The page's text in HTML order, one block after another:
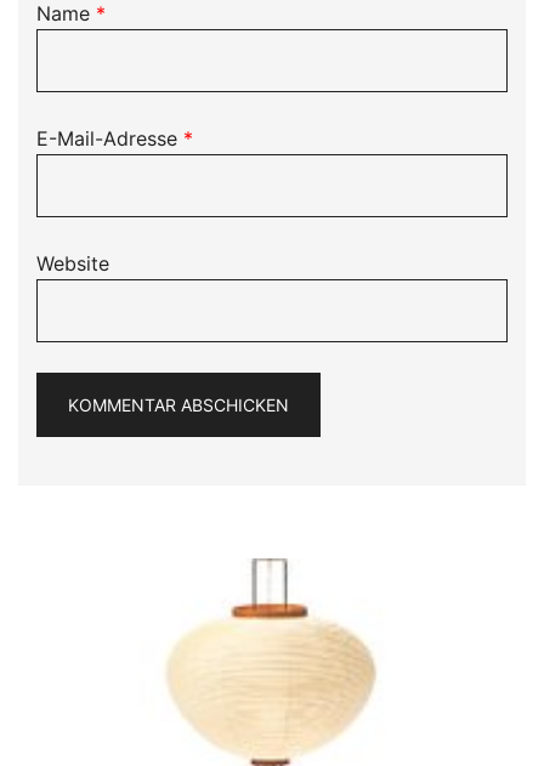
Name *
E-Mail-Adresse *
Website